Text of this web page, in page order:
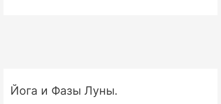
Йога и Фазы Луны.